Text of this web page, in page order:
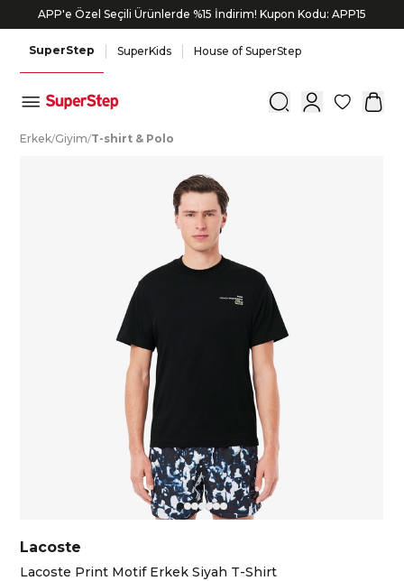
APP'e Özel Seçili Ürünlerde %15 İndirim! Kupon Kodu: APP15
SuperStep SuperKids House of SuperStep
0
Erkek/Giyim/T-shirt & Polo
Lacoste
Lacoste Print Motif Erkek Siyah T-Shirt